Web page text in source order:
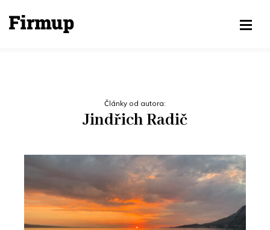
Články od autora:
Jindřich Radič